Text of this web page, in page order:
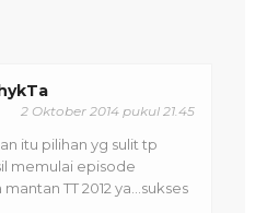
2 Oktober 2014 pukul 21.45
itu pilihan yg sulit tp
memulai episode
TT 2012 ya...sukses